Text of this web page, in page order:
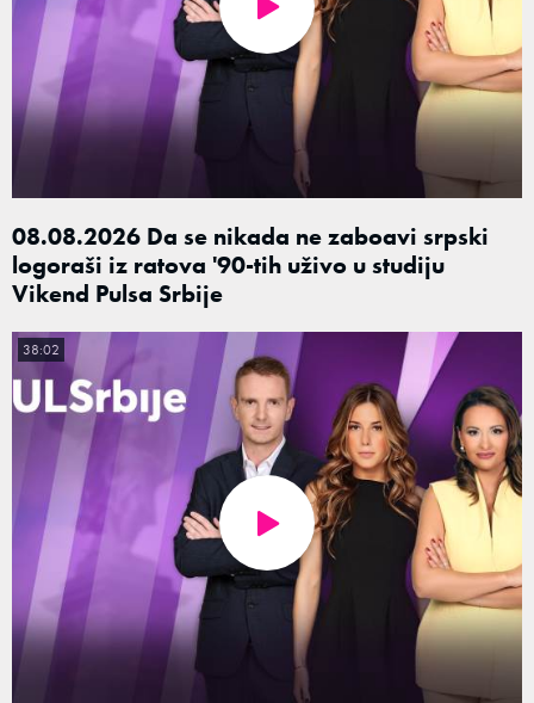
08.08.2026 Da se nikada ne zaboavi srpski
logoraši iz ratova '90-tih uživo u studiju
Vikend Pulsa Srbije
38:02